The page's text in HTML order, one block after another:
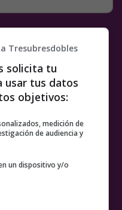
Tresubresdobles
solicita tu
usar tus datos
objetivos:
medición de
de audiencia y
un dispositivo y/o